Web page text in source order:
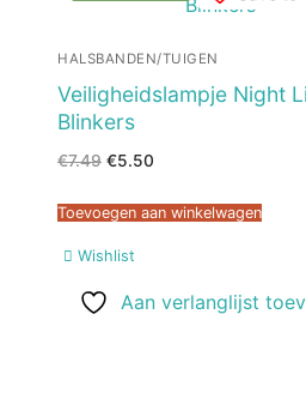
HALSBANDEN/TUIGEN
Veiligheidslampje Night
Blinkers
€7.49 Oorspronkelijke
€7.49.
€5.50
€5.50.
Toevoegen aan winkelwagen
Wishlist
Aan verlanglijst